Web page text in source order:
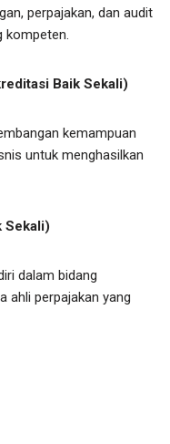
perpajakan, dan audit
kompeten.
Baik Sekali)
kemampuan
untuk menghasilkan
Sekali)
dalam bidang
ahli perpajakan yang